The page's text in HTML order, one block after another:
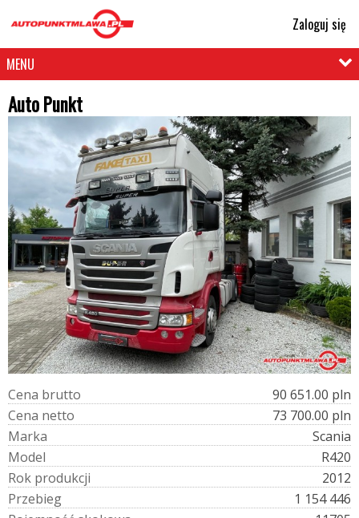
Zaloguj się
MENU
Auto Punkt
Cena brutto
90 651.00 pln
Cena netto
73 700.00 pln
Marka
Scania
Model
R420
Rok produkcji
2012
Przebieg
1 154 446